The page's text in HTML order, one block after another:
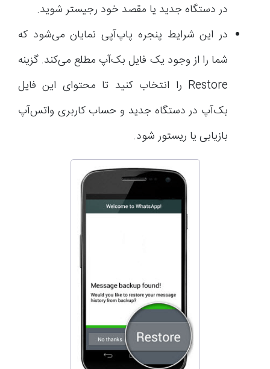
در دستگاه جدید یا مقصد خود رجیستر شوید.
در این شرایط پنجره پاپ‌آپی نمایان می‌شود که
شما را از وجود یک فایل بک‌آپ مطلع می‌کند. گزینه
Restore را انتخاب کنید تا محتوای این فایل
بک‌آپ در دستگاه جدید و حساب کاربری واتس‌آپ
بازیابی یا ریستور شود.